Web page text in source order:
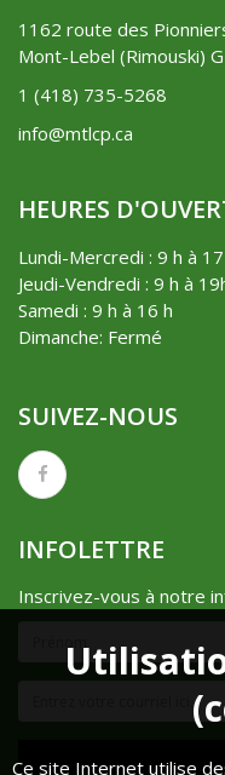
1162 route des
Mont-Lebel (Rimouski)
1 (418) 735-5268
info@mtlcp.ca
HEURES
Lundi-Mercredi : 9 h à
Jeudi-Vendredi : 9 h à
Samedi : 9 h à 16 h
Dimanche: Fermé
SUIVEZ-NOUS
INFOLETTRE
Inscrivez-vous à notre
Ce site Internet utilise